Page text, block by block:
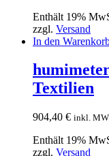
Enthält 19%
zzgl. Versand
In den
Textilien
904,40 € inkl.
Enthält 19%
zzgl. Versand